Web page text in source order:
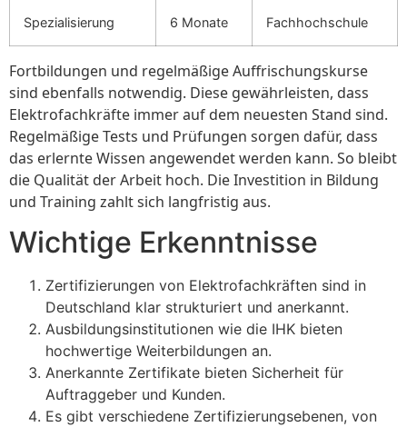
Spezialisierung 6 Monate Fachhochschule
Fortbildungen und regelmäßige Auffrischungskurse
sind ebenfalls notwendig. Diese gewährleisten, dass
Elektrofachkräfte immer auf dem neuesten Stand sind.
Regelmäßige Tests und Prüfungen sorgen dafür, dass
das erlernte Wissen angewendet werden kann. So bleibt
die Qualität der Arbeit hoch. Die Investition in Bildung
und Training zahlt sich langfristig aus.
Wichtige Erkenntnisse
Zertifizierungen von Elektrofachkräften sind in
Deutschland klar strukturiert und anerkannt.
Ausbildungsinstitutionen wie die IHK bieten
hochwertige Weiterbildungen an.
Anerkannte Zertifikate bieten Sicherheit für
Auftraggeber und Kunden.
Es gibt verschiedene Zertifizierungsebenen, von